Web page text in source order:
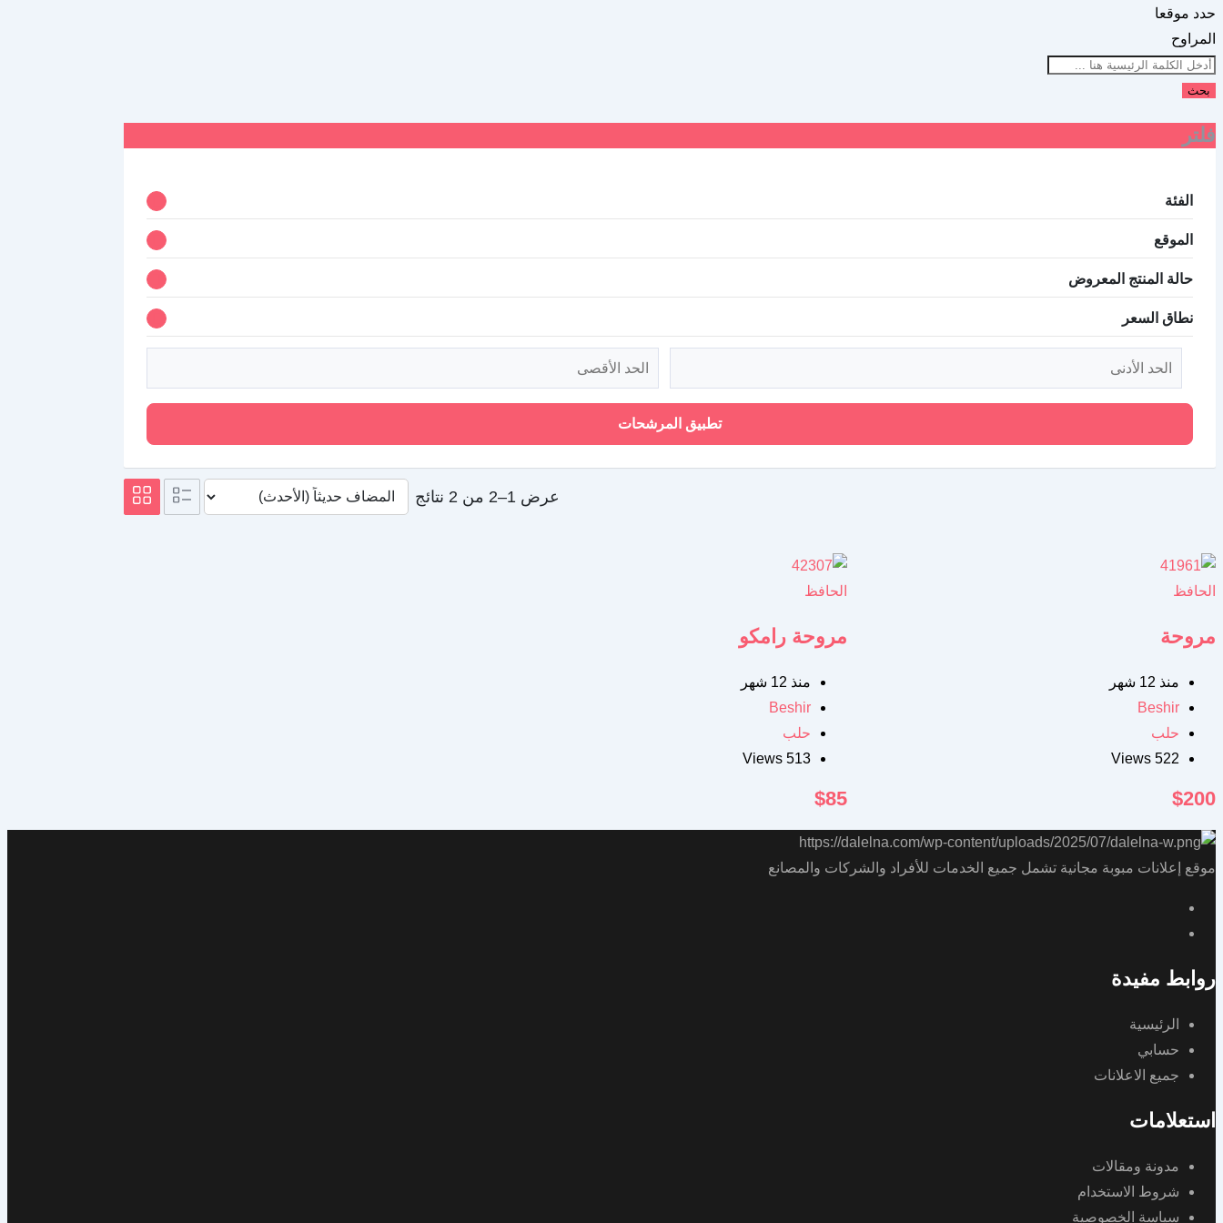
حدد موقعا
المراوح
بحث
فلتر
الفئة
الموقع
حالة المنتج المعروض
نطاق السعر
تطبيق المرشحات
عرض 1–2 من 2 نتائج
الحافظ
مروحة
منذ 12 شهر
Beshir
حلب
522 Views
$200
الحافظ
مروحة رامكو
منذ 12 شهر
Beshir
حلب
513 Views
$85
موقع إعلانات مبوبة مجانية تشمل جميع الخدمات للأفراد والشركات والمصانع
روابط مفيدة
الرئيسية
حسابي
جميع الاعلانات
استعلامات
مدونة ومقالات
شروط الاستخدام
سياسة الخصوصية